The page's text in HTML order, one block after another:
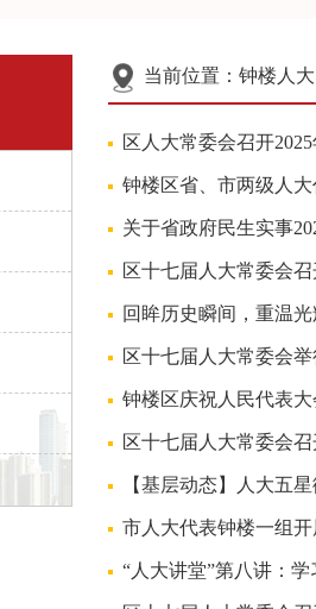
当前位置： 钟楼人大
区人大常委会召开
钟楼区省、市两级人
关于省政府民生实事
区十七届人大常委会
回眸历史瞬间，重温
区十七届人大常委会
钟楼区庆祝人民代表
区十七届人大常委会
【基层动态】人大五
市人大代表钟楼一组
“人大讲堂”第八讲：